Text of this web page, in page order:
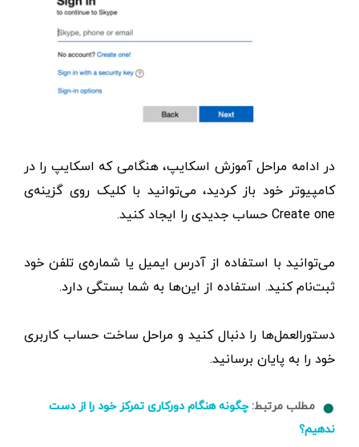
در ادامه مراحل آموزش اسکایپ، هنگامی که اسکایپ را در
کامپیوتر خود باز کردید، می‌توانید با کلیک روی گزینه‌ی
Create one حساب جدیدی را ایجاد کنید.
می‌توانید با استفاده از آدرس ایمیل یا شماره‌ی تلفن خود
ثبت‌نام کنید. استفاده از این‌ها به شما بستگی دارد.
دستورالعمل‌ها را دنبال کنید و مراحل ساخت حساب کاربری
خود را به پایان برسانید.
مطلب مرتبط:چگونه هنگام دورکاری تمرکز خود را از دست
ندهیم؟